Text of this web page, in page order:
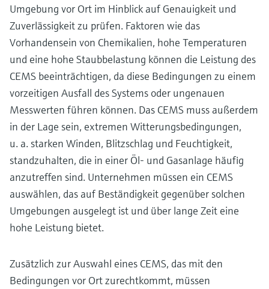
Umgebung vor Ort im Hinblick auf Genauigkeit und
Zuverlässigkeit zu prüfen. Faktoren wie das
Vorhandensein von Chemikalien, hohe Temperaturen
und eine hohe Staubbelastung können die Leistung des
CEMS beeinträchtigen, da diese Bedingungen zu einem
vorzeitigen Ausfall des Systems oder ungenauen
Messwerten führen können. Das CEMS muss außerdem
in der Lage sein, extremen Witterungsbedingungen,
u. a. starken Winden, Blitzschlag und Feuchtigkeit,
standzuhalten, die in einer Öl- und Gasanlage häufig
anzutreffen sind. Unternehmen müssen ein CEMS
auswählen, das auf Beständigkeit gegenüber solchen
Umgebungen ausgelegt ist und über lange Zeit eine
hohe Leistung bietet.
Zusätzlich zur Auswahl eines CEMS, das mit den
Bedingungen vor Ort zurechtkommt, müssen